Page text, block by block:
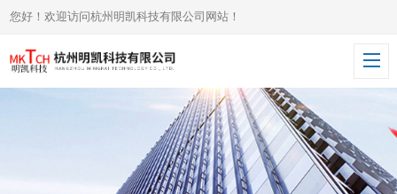
您好！欢迎访问杭州明凯科技有限公司网站！